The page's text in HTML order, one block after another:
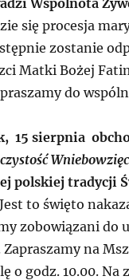
Wspólnota
się procesja
zostanie
Matki Bożej
do
15 sierpnia
polskiej tradycji
Jest to święto
zobowiązani do
na
o godz. 10.00. Na